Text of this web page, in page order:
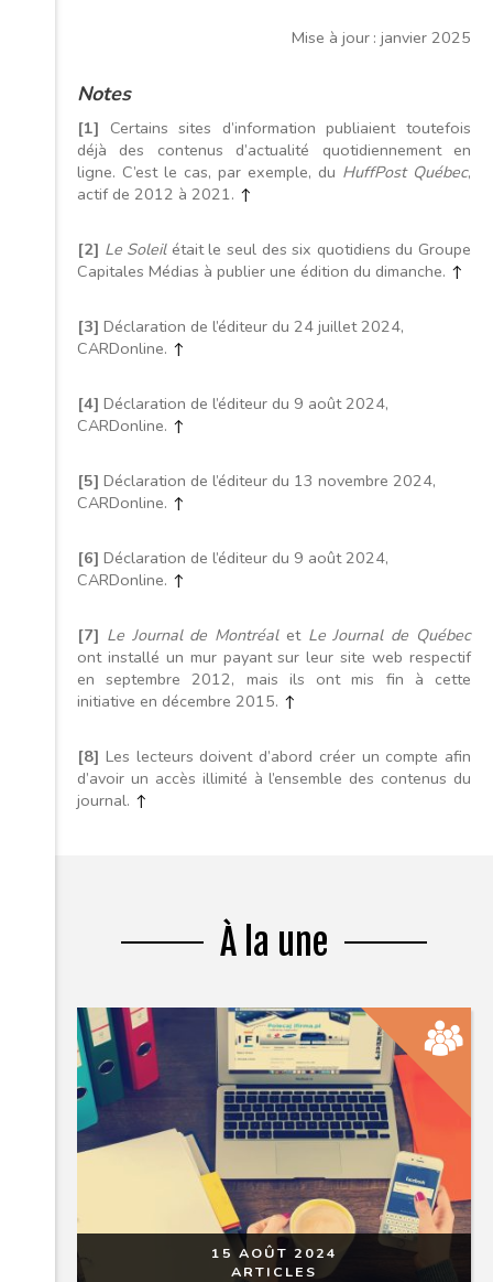
Mise à jour : janvier 2025
Notes
[1] Certains sites d’information publiaient toutefois
déjà des contenus d’actualité quotidiennement en
ligne. C’est le cas, par exemple, du HuffPost Québec,
actif de 2012 à 2021. ↑
[2] Le Soleilétait le seul des six quotidiens du Groupe
Capitales Médias à publier une édition du dimanche. ↑
[3] Déclaration de l’éditeur du 24 juillet 2024,
CARDonline. ↑
[4] Déclaration de l’éditeur du 9 août 2024,
CARDonline. ↑
[5] Déclaration de l’éditeur du 13 novembre 2024,
CARDonline. ↑
[6] Déclaration de l’éditeur du 9 août 2024,
CARDonline. ↑
[7] Le Journal de Montréalet Le Journal de Québec
ont installé un mur payant sur leur site web respectif
en septembre 2012, mais ils ont mis fin à cette
initiative en décembre 2015. ↑
[8] Les lecteurs doivent d’abord créer un compte afin
d’avoir un accès illimité à l’ensemble des contenus du
journal. ↑
À la une
15 AOÛT 2024
ARTICLES